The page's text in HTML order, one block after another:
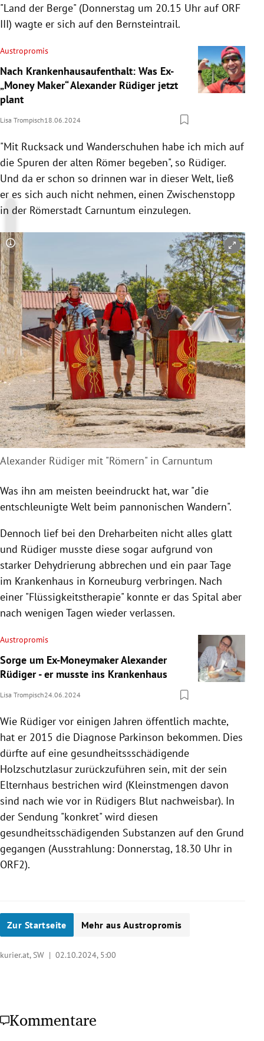
"Land der Berge" (Donnerstag um 20.15 Uhr auf ORF
III) wagte er sich auf den Bernsteintrail.
Austropromis
Nach Krankenhausaufenthalt: Was Ex-
„Money Maker“ Alexander Rüdiger jetzt
plant
Lisa Trompisch18.06.2024
"Mit Rucksack und Wanderschuhen habe ich mich auf
die Spuren der alten Römer begeben", so Rüdiger.
Und da er schon so drinnen war in dieser Welt, ließ
er es sich auch nicht nehmen, einen Zwischenstopp
in der Römerstadt Carnuntum einzulegen.
Copyright-Hinweis öffnen/schließen
Alexander Rüdiger mit "Römern" in Carnuntum
Was ihn am meisten beeindruckt hat, war "die
entschleunigte Welt beim pannonischen Wandern".
Dennoch lief bei den Dreharbeiten nicht alles glatt
und Rüdiger musste diese sogar aufgrund von
starker Dehydrierung abbrechen und ein paar Tage
im Krankenhaus in Korneuburg verbringen. Nach
einer "Flüssigkeitstherapie" konnte er das Spital aber
nach wenigen Tagen wieder verlassen.
Austropromis
Sorge um Ex-Moneymaker Alexander
Rüdiger - er musste ins Krankenhaus
Lisa Trompisch24.06.2024
Wie Rüdiger vor einigen Jahren öffentlich machte,
hat er 2015 die Diagnose Parkinson bekommen. Dies
dürfte auf eine gesundheitssschädigende
Holzschutzlasur zurückzuführen sein, mit der sein
Elternhaus bestrichen wird (Kleinstmengen davon
sind nach wie vor in Rüdigers Blut nachweisbar). In
der Sendung "konkret" wird diesen
gesundheitsschädigenden Substanzen auf den Grund
gegangen (Ausstrahlung: Donnerstag, 18.30 Uhr in
ORF2).
Zur Startseite Mehr aus Austropromis
kurier.at, SW | 02.10.2024, 5:00
Kommentare